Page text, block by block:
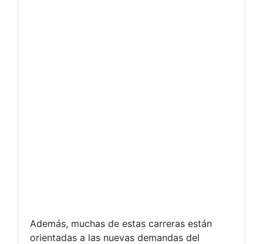
Además, muchas de estas carreras están
orientadas a las nuevas demandas del